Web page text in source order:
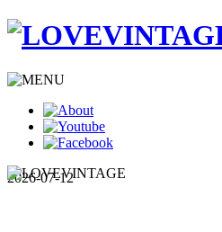
2026-07-12